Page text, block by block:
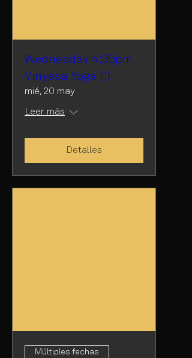
Wednesday 4:30pm
Vinyasa Yoga (1)
mié, 20 may
Leer más
Detalles
Múltiples fechas